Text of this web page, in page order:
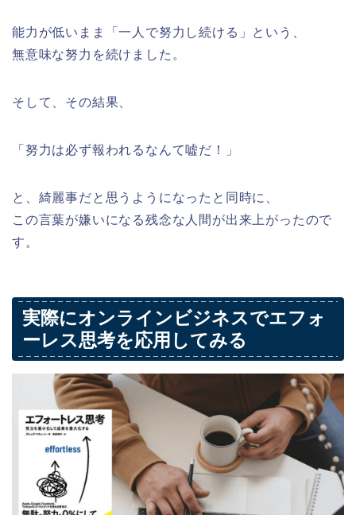
能力が低いまま「一人で努力し続ける」という、
無意味な努力を続けました。
そして、その結果、
「努力は必ず報われるなんて嘘だ！」
と、綺麗事だと思うようになったと同時に、
この言葉が嫌いになる残念な人間が出来上がったので
す。
実際にオンラインビジネスでエフォ
ーレス思考を応用してみる